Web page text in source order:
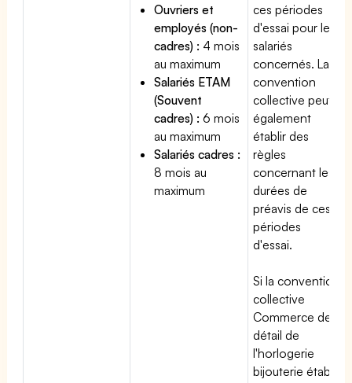
Ouvriers et
employés (non-
cadres) : 4 mois
au maximum
Salariés ETAM
(Souvent
cadres) : 6 mois
au maximum
Salariés cadres :
8 mois au
maximum
ces périodes
d'essai pour les
salariés
concernés. La
convention
collective peut
également
établir des
règles
concernant les
durées de
préavis de ces
périodes
d'essai.
Si la convention
collective
Commerce de
détail de
l'horlogerie
bijouterie établit